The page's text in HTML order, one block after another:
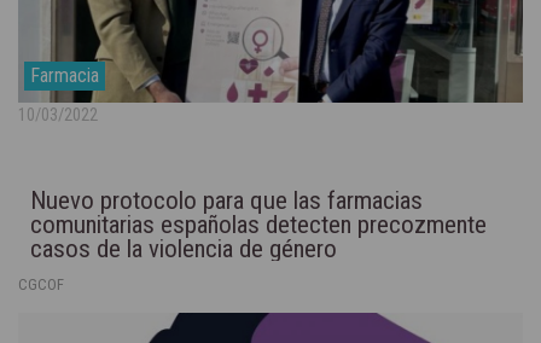
Farmacia
10/03/2022
Nuevo protocolo para que las farmacias
comunitarias españolas detecten precozmente
casos de la violencia de género
CGCOF